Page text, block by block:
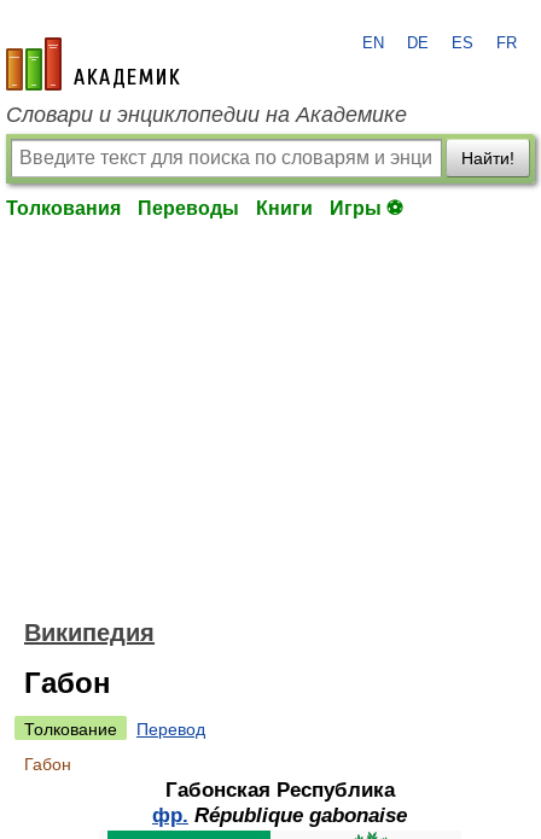
academic.ru
EN DE ES FR
Словари и энциклопедии на Академике
Найти!
Толкования Переводы Книги Игры ⚽
Википедия
Габон
Толкование
Перевод
Габон
Габонская Республика
фр. République gabonaise